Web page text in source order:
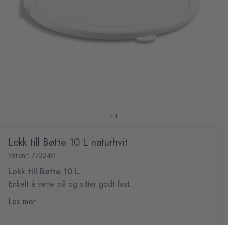
1 / 1
Lokk till Bøtte 10 L naturhvit
Varenr: 773240
Lokk till Bøtte 10 L.
Enkelt å sette på og sitter godt fast.
Les mer